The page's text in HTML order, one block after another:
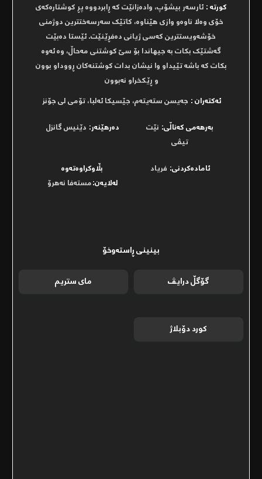
کورتە : ئارسەر بیشۆپ، وادەزانێت کە ڕابردووە پڕ کوشتارەکەی
خۆی وەلا ناوەو وازی هێناوە، کاتێک سەرسەختترین دوژمنی
خۆشەویستترین کەسی ژیانی دەفڕێنێت. ئێستا دەبێت
گەشتێک بکات بە جیهاندا بۆ سێ کوشتنی مەحاڵ، وە ئەوە
بکات کە باشە تێیداو وا نیشان بدات کوشتنەکان ڕووداو بوون
و ڕێکخراو نەبوون
ئەکتەران : جەیسن ستەیتەم، جێسیکا ئەلبا، تۆمی لی جۆنز
بەرھەمی کەناڵی: نێت
تیڤی
دەرھێنەر: دێنیس گانزل
ئامادەکردنی: فریاد
بڵاوکراوەتەوە
لەلایەن:مستەفا نەھرۆ
بینینی ڕاستەوخۆ
گۆگڵ درایڤ مای ستریم
کورد دۆبلاژ